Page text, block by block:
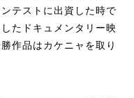
テストに出資した時で
たドキュメンタリー映
作品はカケニャを取り